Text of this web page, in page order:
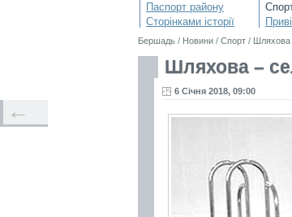
Паспорт району
Сторінками історії
Бершадь / Новини / Спорт / Шляхова
Шляхова –
6 Січня 2018, 09:00
←